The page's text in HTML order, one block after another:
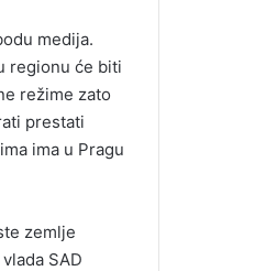
medija.
regionu će biti
režime zato
prestati
ima u Pragu
zemlje
SAD